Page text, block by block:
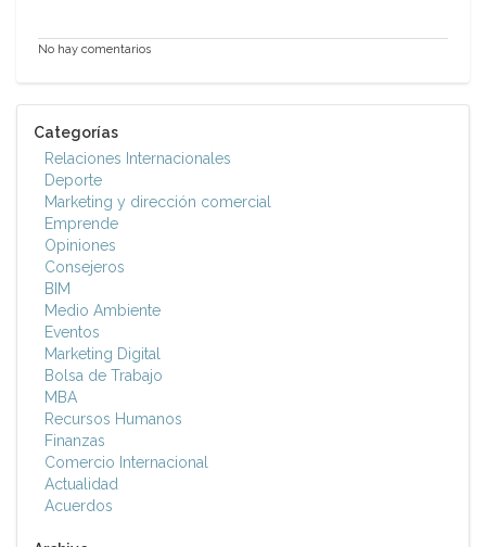
No hay comentarios
Categorías
Relaciones Internacionales
Deporte
Marketing y dirección comercial
Emprende
Opiniones
Consejeros
BIM
Medio Ambiente
Eventos
Marketing Digital
Bolsa de Trabajo
MBA
Recursos Humanos
Finanzas
Comercio Internacional
Actualidad
Acuerdos